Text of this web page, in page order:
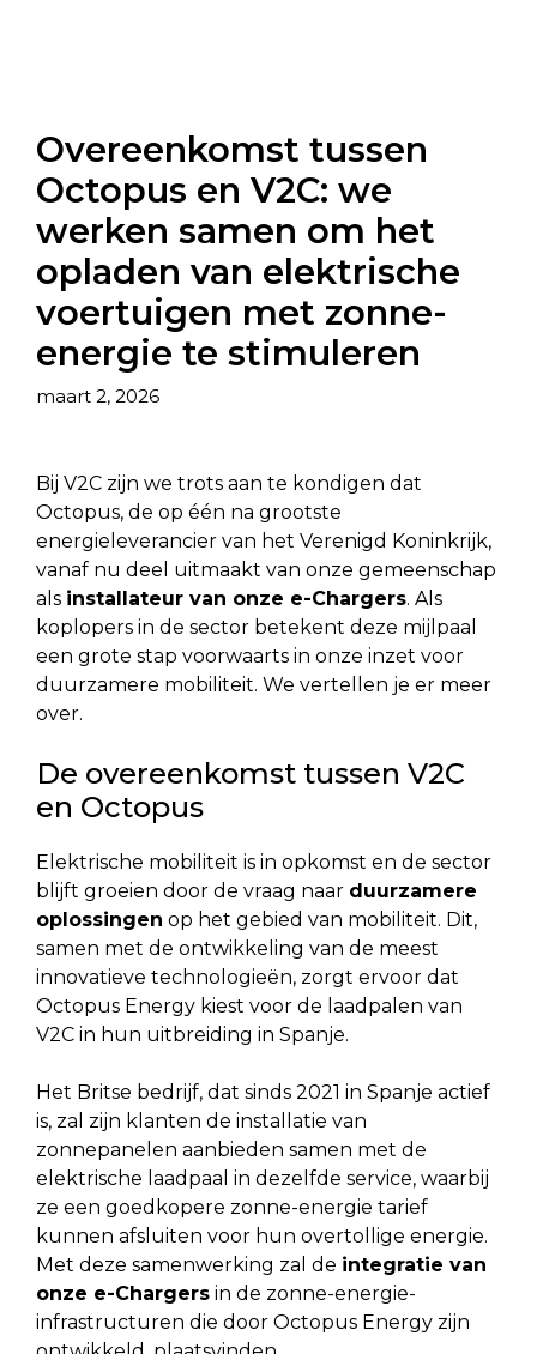
Overeenkomst tussen
Octopus en V2C: we
werken samen om het
opladen van elektrische
voertuigen met zonne-
energie te stimuleren
maart 2, 2026
Bij V2C zijn we trots aan te kondigen dat
Octopus, de op één na grootste
energieleverancier van het Verenigd Koninkrijk,
vanaf nu deel uitmaakt van onze gemeenschap
als installateur van onze e-Chargers. Als
koplopers in de sector betekent deze mijlpaal
een grote stap voorwaarts in onze inzet voor
duurzamere mobiliteit. We vertellen je er meer
over.
De overeenkomst tussen V2C
en Octopus
Elektrische mobiliteit is in opkomst en de sector
blijft groeien door de vraag naar duurzamere
oplossingen op het gebied van mobiliteit. Dit,
samen met de ontwikkeling van de meest
innovatieve technologieën, zorgt ervoor dat
Octopus Energy kiest voor de laadpalen van
V2C in hun uitbreiding in Spanje.
Het Britse bedrijf, dat sinds 2021 in Spanje actief
is, zal zijn klanten de installatie van
zonnepanelen aanbieden samen met de
elektrische laadpaal in dezelfde service, waarbij
ze een goedkopere zonne-energie tarief
kunnen afsluiten voor hun overtollige energie.
Met deze samenwerking zal de integratie van
onze e-Chargers in de zonne-energie-
infrastructuren die door Octopus Energy zijn